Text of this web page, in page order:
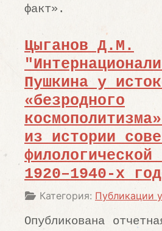
факт».
Цыганов Д.М.
Пушкина у
«безродного
из истории
филологической
1920–1940-х
Информация о материале
Категория: Публикации
Опубликована